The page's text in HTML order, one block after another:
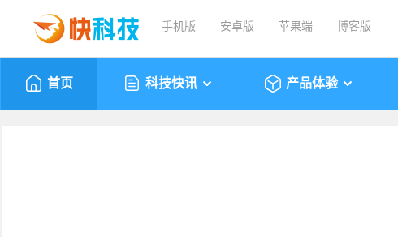
手机版 安卓版 苹果端 博客版
首页 科技快讯 产品体验